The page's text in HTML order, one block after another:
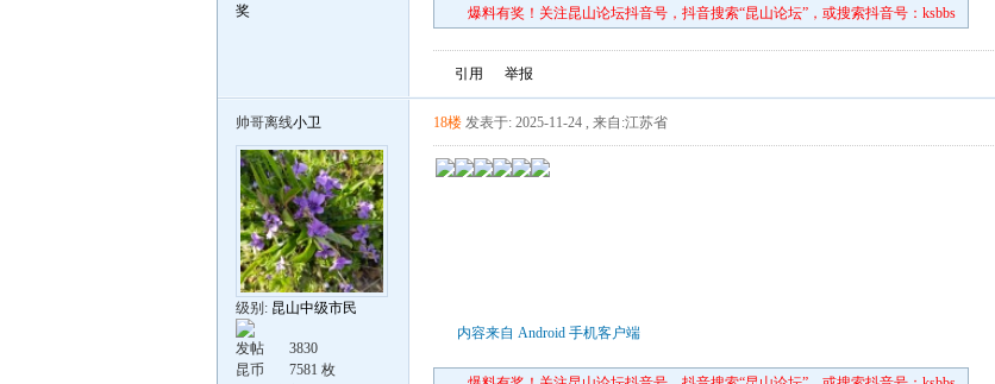
爆料有奖！关注昆山论坛抖音号，抖音搜索“昆山论坛”，或搜索抖音号：ksbbs
引用 举报
帅哥离线小卫
级别: 昆山中级市民
发帖
3830
昆币
7581 枚
18楼 发表于: 2025-11-24 , 来自:江苏省
内容来自 Android 手机客户端